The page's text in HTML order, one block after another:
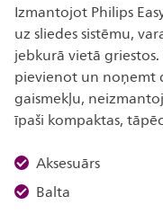
Izmantojot Philips
uz sliedes sistēmu,
jebkurā vietā
pievienot un noņemt
gaismekļu,
īpaši kompaktas,
Aksesuārs
Balta